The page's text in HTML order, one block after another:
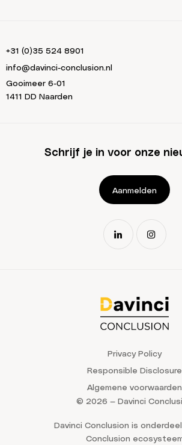
+31 (0)35 524 8901
info@davinci-conclusion.nl
Gooimeer 6-01
1411 DD Naarden
Schrijf je in voor onze
Aanmelden
Privacy Policy
Responsible Disclosure
Algemene voorwaarden
© 2026 — Davinci
Davinci Conclusion is
Conclusion